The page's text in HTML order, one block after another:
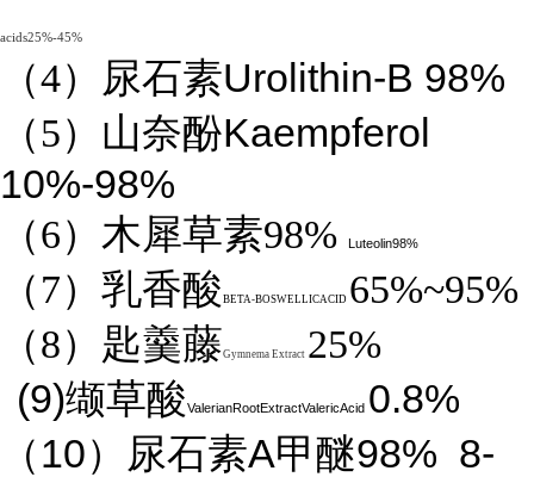
acids25%-45%
（4） 尿石素Urolithin-B 98%
（5）山奈酚Kaempferol
10%-98%
（6）木犀草素98% Luteolin98%
（7）乳香酸 BETA-BOSWELLICACID 65%~95%
（8）匙羹藤Gymnema Extract 25%
(9)缬草酸ValerianRootExtractValericAcid 0.8%
（10）尿石素A甲醚98% 8-